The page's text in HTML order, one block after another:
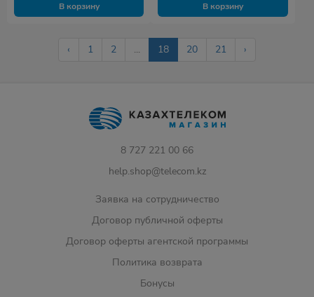
В корзину В корзину
‹ 1 2 ... 18 20 21 ›
8 727 221 00 66
help.shop@telecom.kz
Заявка на сотрудничество
Договор публичной оферты
Договор оферты агентской программы
Политика возврата
Бонусы